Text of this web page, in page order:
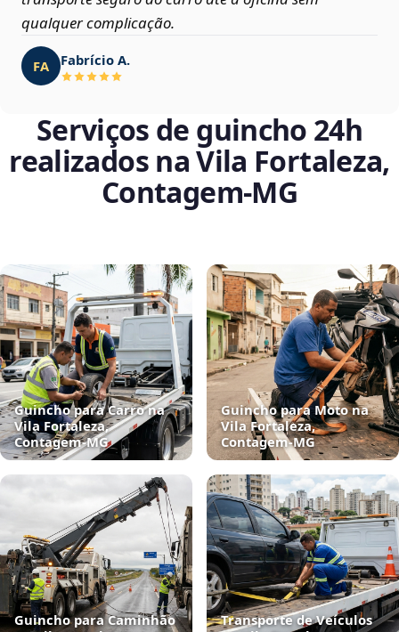
qualquer complicação.
FA Fabrício A.
Serviços de guincho 24h
realizados na Vila Fortaleza,
Contagem‑MG
Guincho para Carro na
Vila Fortaleza,
Contagem‑MG
Guincho para Moto na
Vila Fortaleza,
Contagem‑MG
Guincho para Caminhão
Transporte de Veículos